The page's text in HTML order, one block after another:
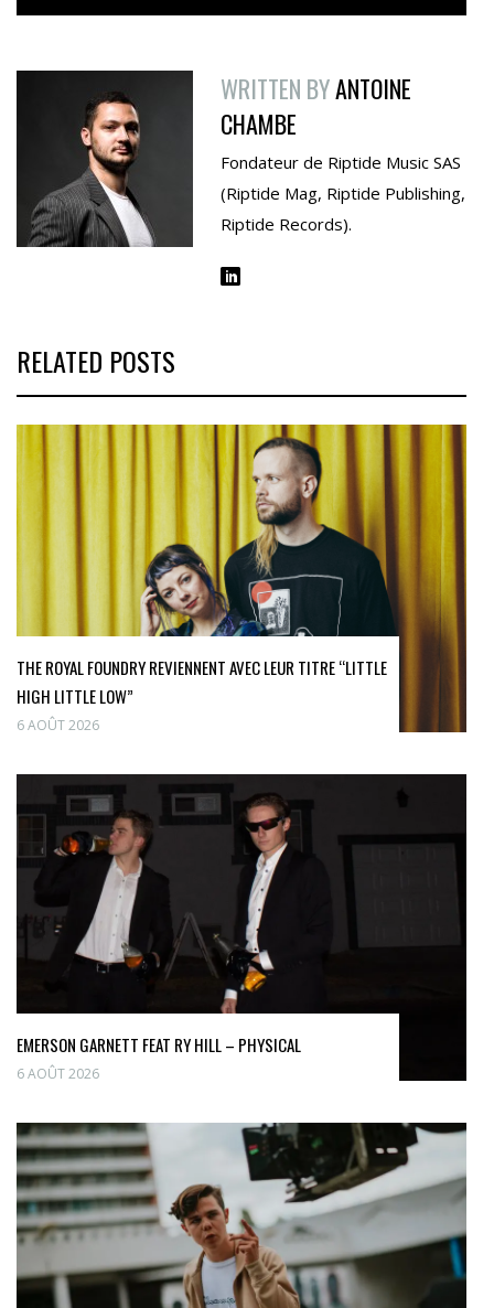
WRITTEN BYANTOINE
CHAMBE
Fondateur de Riptide Music SAS
(Riptide Mag, Riptide Publishing,
Riptide Records).
RELATED POSTS
THE ROYAL FOUNDRY REVIENNENT AVEC LEUR TITRE “LITTLE
HIGH LITTLE LOW”
6 AOÛT 2026
EMERSON GARNETT FEAT RY HILL – PHYSICAL
6 AOÛT 2026